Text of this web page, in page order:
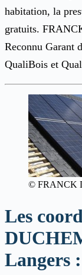
habitation, la
gratuits.
Reconnu Garant
QualiBois et
© FRANCK
Les
Langers :